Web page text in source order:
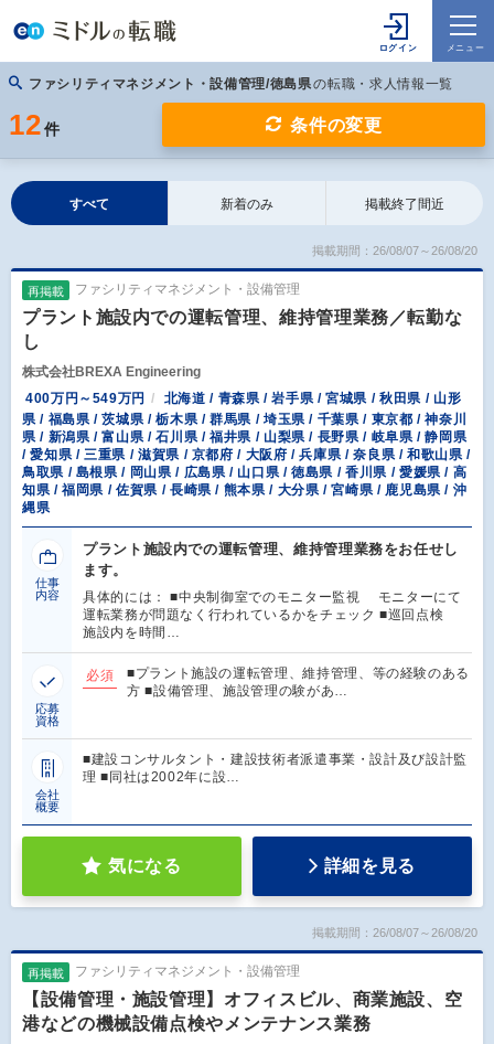
ファシリティマネジメント・設備管理/徳島県の転職・求人情報一覧
12 件 条件の変更
すべて 新着のみ 掲載終了間近
掲載期間：26/08/07～26/08/20
再掲載 ファシリティマネジメント・設備管理
プラント施設内での運転管理、維持管理業務／転勤な
し
株式会社BREXA Engineering
400万円～549万円
北海道 / 青森県 / 岩手県 / 宮城県 / 秋田県 / 山形
県 / 福島県 / 茨城県 / 栃木県 / 群馬県 / 埼玉県 / 千葉県 / 東京都 / 神奈川
県 / 新潟県 / 富山県 / 石川県 / 福井県 / 山梨県 / 長野県 / 岐阜県 / 静岡県
/ 愛知県 / 三重県 / 滋賀県 / 京都府 / 大阪府 / 兵庫県 / 奈良県 / 和歌山県 /
鳥取県 / 島根県 / 岡山県 / 広島県 / 山口県 / 徳島県 / 香川県 / 愛媛県 / 高
知県 / 福岡県 / 佐賀県 / 長崎県 / 熊本県 / 大分県 / 宮崎県 / 鹿児島県 / 沖
縄県
仕事
内容
プラント施設内での運転管理、維持管理業務をお任せし
ます。
具体的には： ■中央制御室でのモニター監視 モニターにて
運転業務が問題なく行われているかをチェック ■巡回点検
施設内を時間…
応募
資格
必須
■プラント施設の運転管理、維持管理、等の経験のある
方 ■設備管理、施設管理の験があ…
会社
概要
■建設コンサルタント・建設技術者派遣事業・設計及び設計監
理 ■同社は2002年に設…
気になる 詳細を見る
掲載期間：26/08/07～26/08/20
再掲載 ファシリティマネジメント・設備管理
【設備管理・施設管理】オフィスビル、商業施設、空
港などの機械設備点検やメンテナンス業務